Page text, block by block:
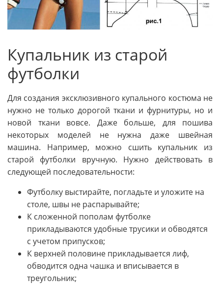
Купальник из старой
футболки
Для создания эксклюзивного купального костюма не
нужно не только дорогой ткани и фурнитуры, но и
новой ткани вовсе. Даже больше, для пошива
некоторых моделей не нужна даже швейная
машина. Например, можно сшить купальник из
старой футболки вручную. Нужно действовать в
следующей последовательности:
Футболку выстирайте, погладьте и уложите на
столе, швы не распарывайте;
К сложенной пополам футболке
прикладываются удобные трусики и обводятся
с учетом припусков;
К верхней половине прикладывается лиф,
обводится одна чашка и вписывается в
треугольник;